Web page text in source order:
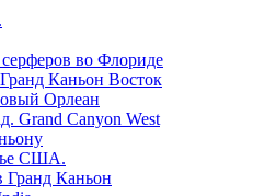
во Флориде
Каньон Восток
Орлеан
Grand Canyon West
США.
Гранд Каньон